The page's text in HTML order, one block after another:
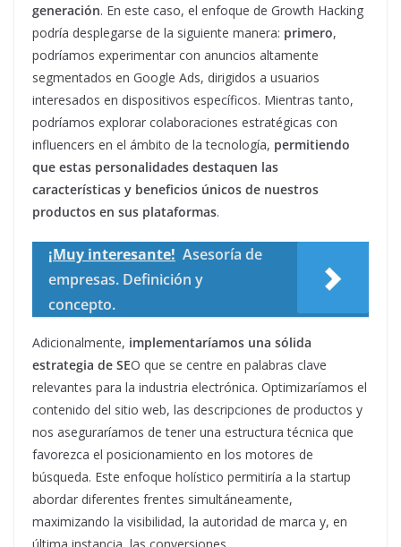
generación. En este caso, el enfoque de Growth Hacking
podría desplegarse de la siguiente manera: primero,
podríamos experimentar con anuncios altamente
segmentados en Google Ads, dirigidos a usuarios
interesados en dispositivos específicos. Mientras tanto,
podríamos explorar colaboraciones estratégicas con
influencers en el ámbito de la tecnología, permitiendo
que estas personalidades destaquen las
características y beneficios únicos de nuestros
productos en sus plataformas.
¡Muy interesante! Asesoría de
empresas. Definición y
concepto.
Adicionalmente, implementaríamos una sólida
estrategia de SEO que se centre en palabras clave
relevantes para la industria electrónica. Optimizaríamos el
contenido del sitio web, las descripciones de productos y
nos aseguraríamos de tener una estructura técnica que
favorezca el posicionamiento en los motores de
búsqueda. Este enfoque holístico permitiría a la startup
abordar diferentes frentes simultáneamente,
maximizando la visibilidad, la autoridad de marca y, en